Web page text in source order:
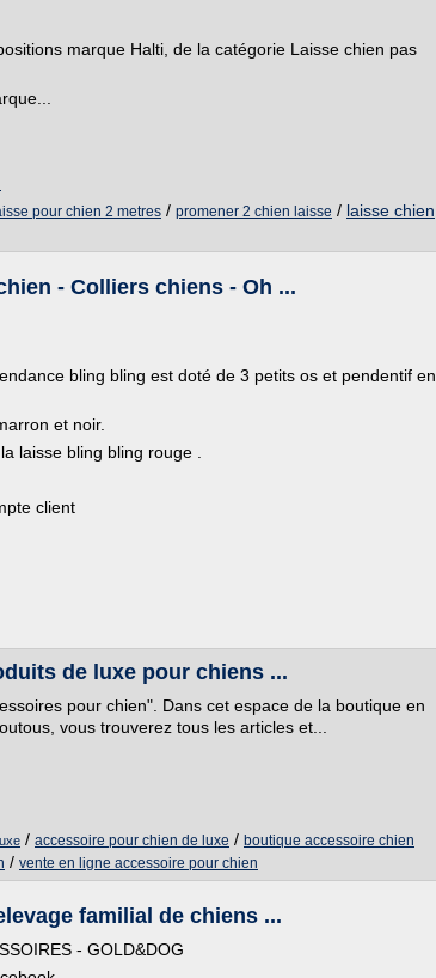
marque Halti, de la catégorie Laisse chien pas
pour chien 2 metres / promener 2 chien laisse / laisse chien
- Colliers chiens - Oh ...
bling bling est doté de 3 petits os et pendentif en
et noir.
laisse bling bling rouge .
client
de luxe pour chiens ...
pour chien". Dans cet espace de la boutique en
vous trouverez tous les articles et...
/ accessoire pour chien de luxe / boutique accessoire chien
/ vente en ligne accessoire pour chien
familial de chiens ...
- GOLD&DOG